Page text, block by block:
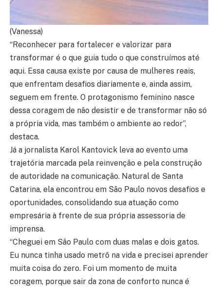
(Vanessa)
“Reconhecer para fortalecer e valorizar para
transformar é o que guia tudo o que construímos até
aqui. Essa causa existe por causa de mulheres reais,
que enfrentam desafios diariamente e, ainda assim,
seguem em frente. O protagonismo feminino nasce
dessa coragem de não desistir e de transformar não só
a própria vida, mas também o ambiente ao redor”,
destaca.
Já a jornalista Karol Kantovick leva ao evento uma
trajetória marcada pela reinvenção e pela construção
de autoridade na comunicação. Natural de Santa
Catarina, ela encontrou em São Paulo novos desafios e
oportunidades, consolidando sua atuação como
empresária à frente de sua própria assessoria de
imprensa.
“Cheguei em São Paulo com duas malas e dois gatos.
Eu nunca tinha usado metrô na vida e precisei aprender
muita coisa do zero. Foi um momento de muita
coragem, porque sair da zona de conforto nunca é